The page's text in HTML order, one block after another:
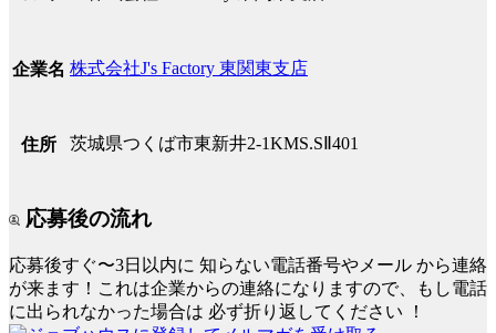
企業名 株式会社J's Factory 東関東支店
住所 茨城県つくば市東新井2‐1KMS.SⅡ401
応募後の流れ
応募後すぐ〜3日以内に 知らない電話番号やメール から連絡
が来ます！これは企業からの連絡になりますので、もし電話
に出られなかった場合は 必ず折り返してください ！